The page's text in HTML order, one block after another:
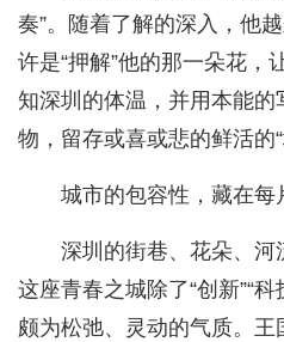
奏”。随着了解的深入，他
许是“押解”他的那一朵花，
知深圳的体温，并用本能
物，留存或喜或悲的鲜活的“
城市的包容性，藏在每
深圳的街巷、花朵、
这座青春之城除了“创新”“
颇为松弛、灵动的气质。